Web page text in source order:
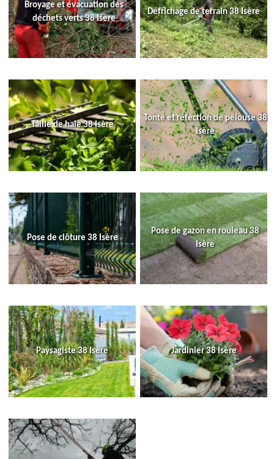
Broyage et évacuation des
déchets verts 38 Isère
Défrichage de terrain 38 Isère
Taille de haie 38 Isère
Tonte et réfection de pelouse 38
Isère
Pose de clôture 38 Isère
Pose de gazon en rouleau 38
Isère
Paysagiste 38 Isère Jardinier 38 Isère